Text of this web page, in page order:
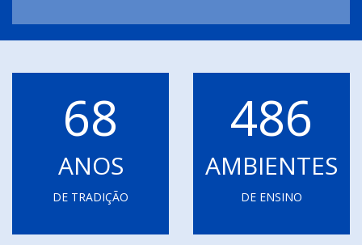
68
ANOS
DE TRADIÇÃO
486
AMBIENTES
DE ENSINO